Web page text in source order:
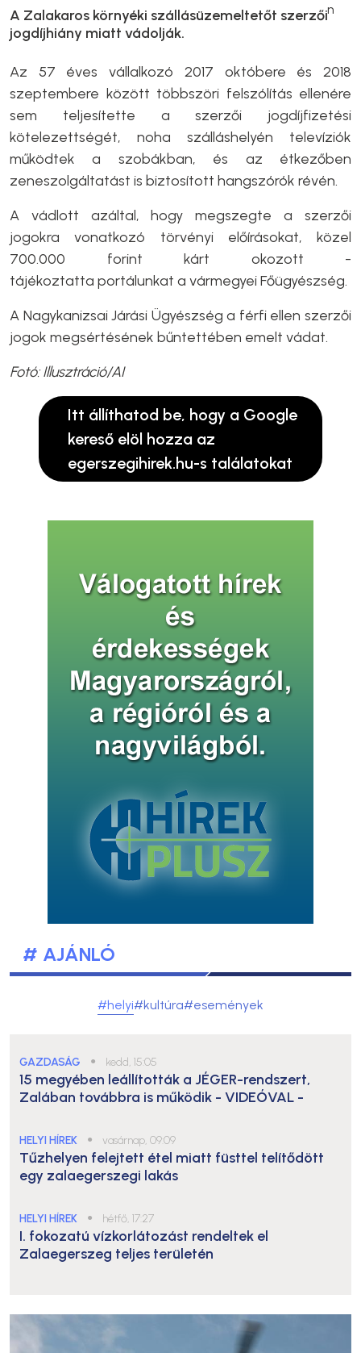
A Zalakaros környéki szállásüzemeltetőt szerzői
jogdíjhiány miatt vádolják.
Az 57 éves vállalkozó 2017 októbere és 2018
szeptembere között többszöri felszólítás ellenére
sem teljesítette a szerzői jogdíjfizetési
kötelezettségét, noha szálláshelyén televíziók
működtek a szobákban, és az étkezőben
zeneszolgáltatást is biztosított hangszórók révén.
A vádlott azáltal, hogy megszegte a szerzői
jogokra vonatkozó törvényi előírásokat, közel
700.000 forint kárt okozott -
tájékoztatta portálunkat a vármegyei Főügyészség.
A Nagykanizsai Járási Ügyészség a férfi ellen szerzői
jogok megsértésének bűntettében emelt vádat.
Fotó: Illusztráció/AI
Itt állíthatod be, hogy a Google
kereső elöl hozza az
egerszegihirek.hu-s találatokat
# AJÁNLÓ
#helyi#kultúra#események
GAZDASÁG ● kedd, 15:05
15 megyében leállították a JÉGER-rendszert,
Zalában továbbra is működik - VIDEÓVAL -
HELYI HÍREK ● vasárnap, 09:09
Tűzhelyen felejtett étel miatt füsttel telítődött
egy zalaegerszegi lakás
HELYI HÍREK ● hétfő, 17:27
I. fokozatú vízkorlátozást rendeltek el
Zalaegerszeg teljes területén